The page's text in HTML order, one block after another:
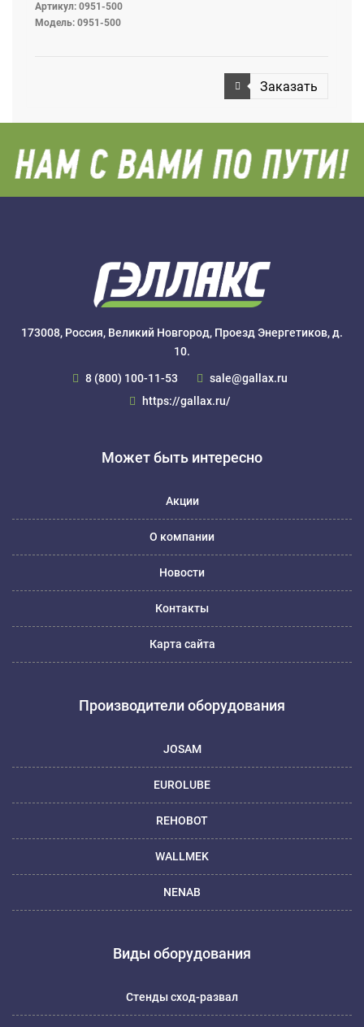
Артикул: 0951-500
Модель: 0951-500
Заказать
173008, Россия, Великий Новгород, Проезд Энергетиков, д.
10.
8 (800) 100-11-53
sale@gallax.ru
https://gallax.ru/
Может быть интересно
Акции
О компании
Новости
Контакты
Карта сайта
Производители оборудования
JOSAM
EUROLUBE
REHOBOT
WALLMEK
NENAB
Виды оборудования
Стенды сход-развал